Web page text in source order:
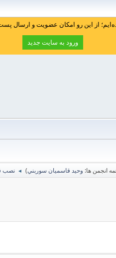
از این رو امکان عضویت و ارسال
ورود به سایت جدید
انجمن ها: وحيد قاسميان سوربني)
◄ نصب